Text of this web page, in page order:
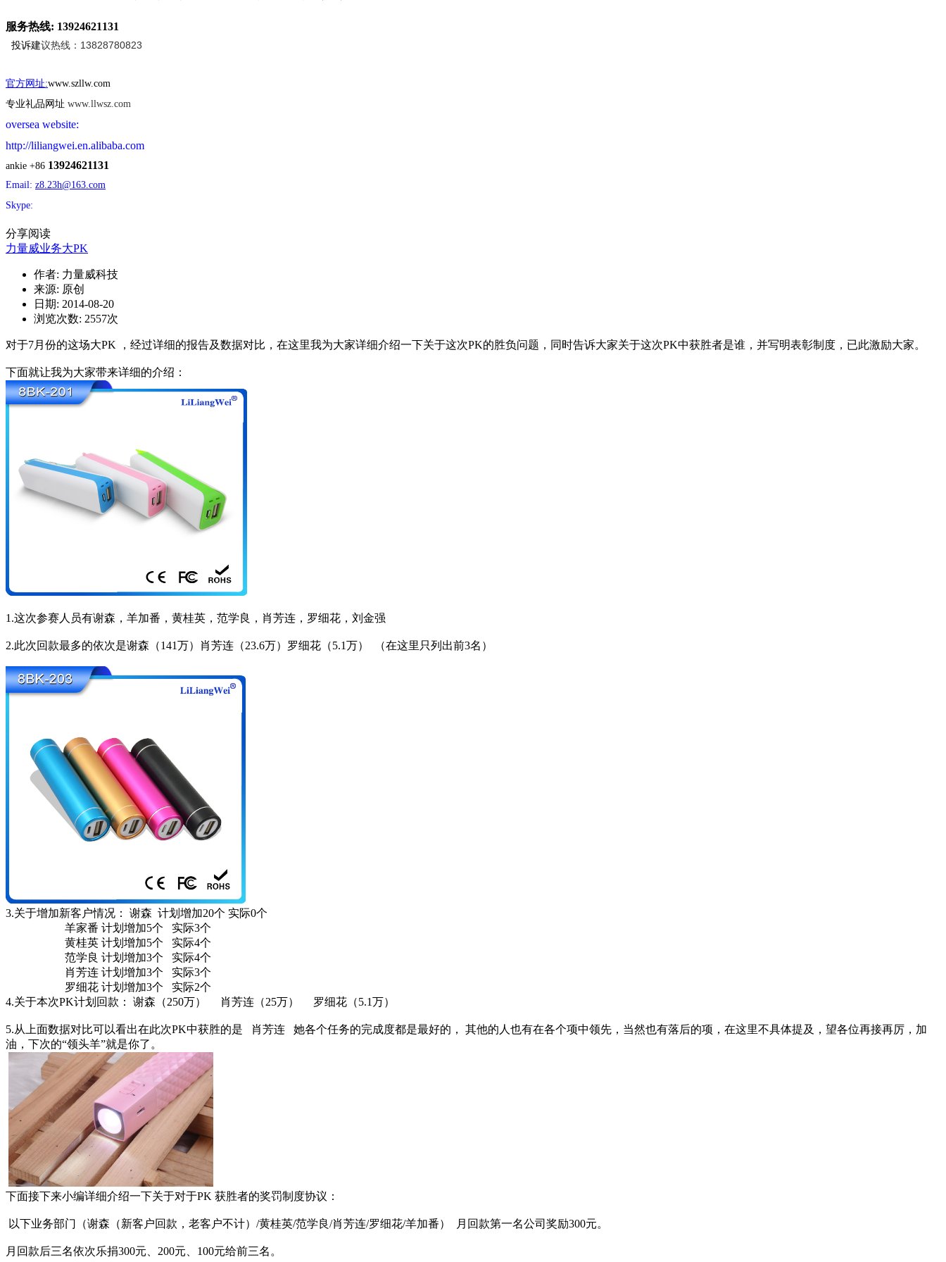
服务热线: 13924621131
投诉建议热线：13828780823
官方网址:www.szllw.com
专业礼品网址 www.llwsz.com
oversea website:
http://liliangwei.en.alibaba.com
ankie +86 13924621131
Email: z8.23h@163.com
Skype:
分享阅读
力量威业务大PK
作者: 力量威科技
来源: 原创
日期: 2014-08-20
浏览次数: 2557次
对于7月份的这场大PK ，经过详细的报告及数据对比，在这里我为大家详细介绍一下关于这次PK的胜负问题，同时告诉大家关于这次PK中获胜者是谁，并写明表彰制度，已此激励大家。
下面就让我为大家带来详细的介绍：
1.这次参赛人员有谢森，羊加番，黄桂英，范学良，肖芳连，罗细花，刘金强
2.此次回款最多的依次是谢森（141万）肖芳连（23.6万）罗细花（5.1万） （在这里只列出前3名）
3.关于增加新客户情况： 谢森 计划增加20个 实际0个
羊家番 计划增加5个 实际3个
黄桂英 计划增加5个 实际4个
范学良 计划增加3个 实际4个
肖芳连 计划增加3个 实际3个
罗细花 计划增加3个 实际2个
4.关于本次PK计划回款： 谢森（250万） 肖芳连（25万） 罗细花（5.1万）
5.从上面数据对比可以看出在此次PK中获胜的是 肖芳连 她各个任务的完成度都是最好的，
其他的人也有在各个项中领先，当然也有落后的项，在这里不具体提及，望各位再接再厉，加
油，下次的“领头羊”就是你了。
下面接下来小编详细介绍一下关于对于PK 获胜者的奖罚制度协议：
以下业务部门（谢森（新客户回款，老客户不计） /黄桂英/范学良/肖芳连/罗细花/羊加番） 月回款第一名公司奖励300元。
月回款后三名依次乐捐300元、 200元、 100元给前三名。